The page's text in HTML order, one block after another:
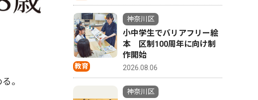
。
教育
神奈川区
小中学生でバリアフリー絵
本 区制100周年に向け制
作開始
2026.08.06
神奈川区